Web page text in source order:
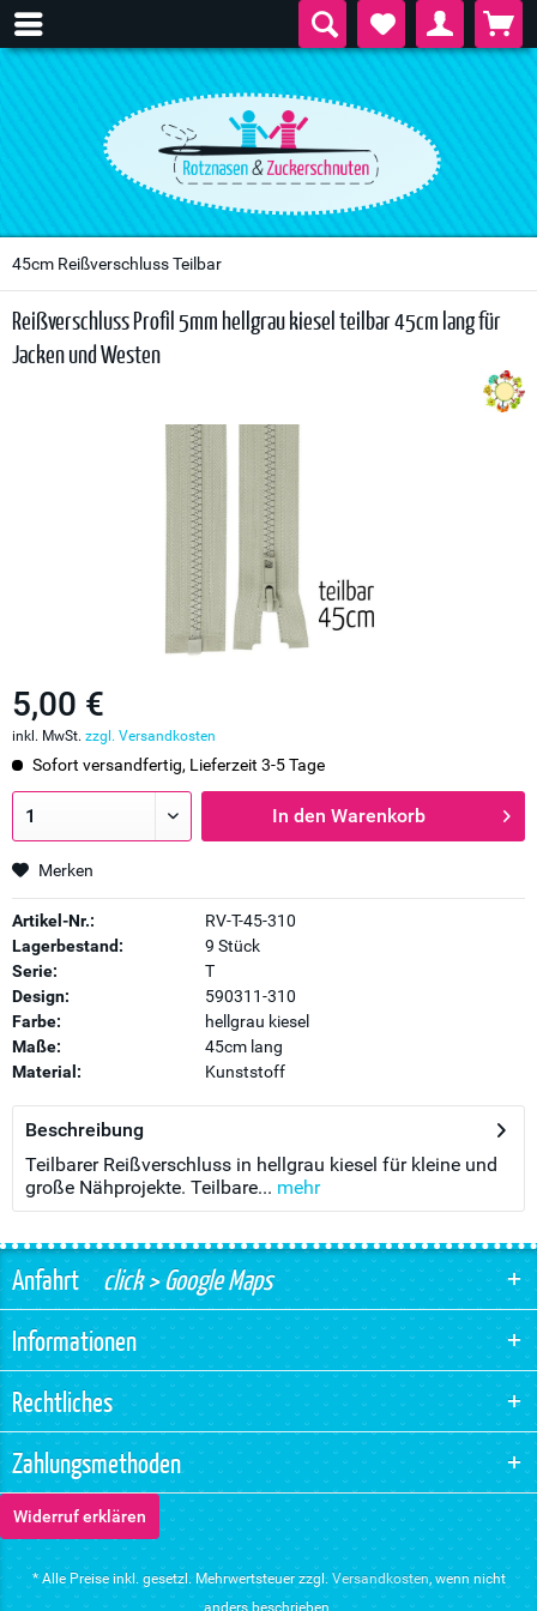
45cm Reißverschluss Teilbar
Reißverschluss Profil 5mm hellgrau kiesel teilbar 45cm lang für
Jacken und Westen
5,00 €
inkl. MwSt. zzgl. Versandkosten
Sofort versandfertig, Lieferzeit 3-5 Tage
In den Warenkorb
Merken
Artikel-Nr.:
RV-T-45-310
Lagerbestand:
9 Stück
Serie:
T
Design:
590311-310
Farbe:
hellgrau kiesel
Maße:
45cm lang
Material:
Kunststoff
Beschreibung
Teilbarer Reißverschluss in hellgrau kiesel für kleine und
große Nähprojekte. Teilbare... mehr
Anfahrtclick > Google Maps
Informationen
Rechtliches
Zahlungsmethoden
Widerruf erklären
* Alle Preise inkl. gesetzl. Mehrwertsteuer zzgl. Versandkosten, wenn nicht